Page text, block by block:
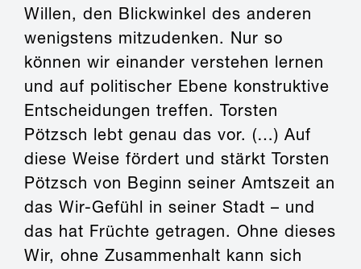
Willen, den Blickwinkel des anderen
wenigstens mitzudenken. Nur so
können wir einander verstehen lernen
und auf politischer Ebene konstruktive
Entscheidungen treffen. Torsten
Pötzsch lebt genau das vor. (…) Auf
diese Weise fördert und stärkt Torsten
Pötzsch von Beginn seiner Amtszeit an
das Wir-Gefühl in seiner Stadt – und
das hat Früchte getragen. Ohne dieses
Wir, ohne Zusammenhalt kann sich